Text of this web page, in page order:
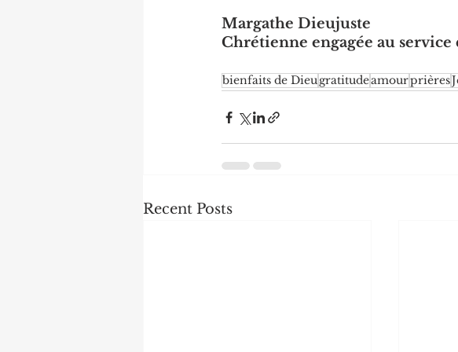
Margathe Dieujuste
Chrétienne engagée au
bienfaits de Dieugratitudeamourprières
Recent Posts